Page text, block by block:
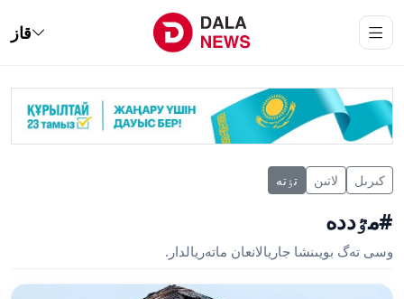
قاز
كىرىل لاتىن تٶتە
#مٷددە
وسى تەگ بويىنشا جاريالانعان ماتەريالدار.